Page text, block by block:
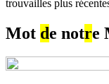
trouvailles plus
Mot de notre